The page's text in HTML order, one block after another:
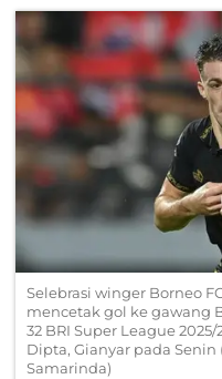
Selebrasi winger Borneo
mencetak gol ke gawang
32 BRI Super League
Dipta, Gianyar pada Senin
Samarinda)